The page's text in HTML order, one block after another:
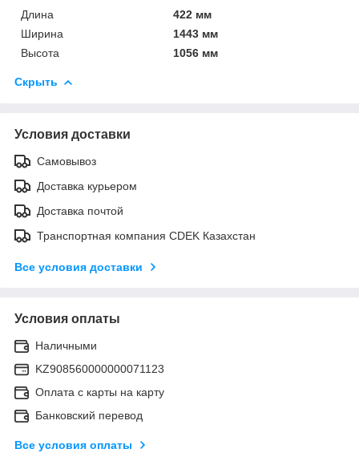
Длина
422 мм
Ширина
1443 мм
Высота
1056 мм
Скрыть
Условия доставки
Самовывоз
Доставка курьером
Доставка почтой
Транспортная компания CDEK Казахстан
Все условия доставки
Условия оплаты
Наличными
KZ908560000000071123
Оплата с карты на карту
Банковский перевод
Все условия оплаты